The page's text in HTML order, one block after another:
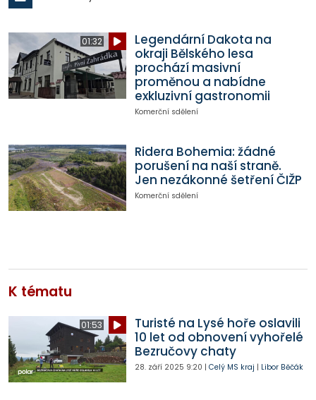
01:32
Legendární Dakota na
okraji Bělského lesa
prochází masivní
proměnou a nabídne
exkluzivní gastronomii
Komerční sdělení
Ridera Bohemia: žádné
porušení na naší straně.
Jen nezákonné šetření ČIŽP
Komerční sdělení
K tématu
01:53
Turisté na Lysé hoře oslavili
10 let od obnovení vyhořelé
Bezručovy chaty
28. září 2025 9:20 | Celý MS kraj | Libor Běčák